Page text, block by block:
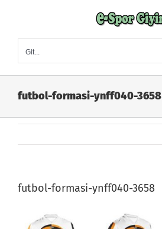
Git...
futbol-formasi-ynff040-3658
futbol-formasi-ynff040-3658